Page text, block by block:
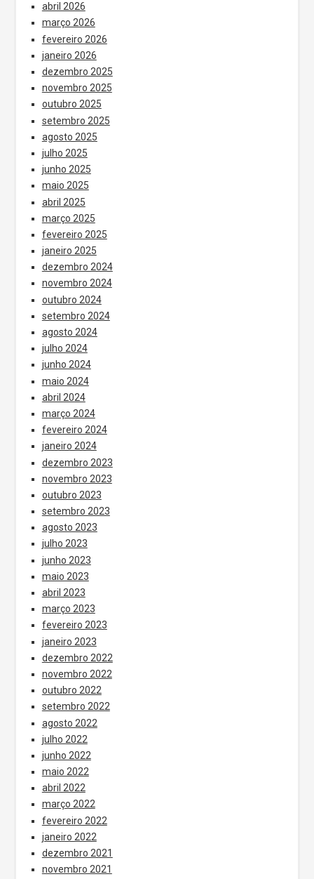
abril 2026
março 2026
fevereiro 2026
janeiro 2026
dezembro 2025
novembro 2025
outubro 2025
setembro 2025
agosto 2025
julho 2025
junho 2025
maio 2025
abril 2025
março 2025
fevereiro 2025
janeiro 2025
dezembro 2024
novembro 2024
outubro 2024
setembro 2024
agosto 2024
julho 2024
junho 2024
maio 2024
abril 2024
março 2024
fevereiro 2024
janeiro 2024
dezembro 2023
novembro 2023
outubro 2023
setembro 2023
agosto 2023
julho 2023
junho 2023
maio 2023
abril 2023
março 2023
fevereiro 2023
janeiro 2023
dezembro 2022
novembro 2022
outubro 2022
setembro 2022
agosto 2022
julho 2022
junho 2022
maio 2022
abril 2022
março 2022
fevereiro 2022
janeiro 2022
dezembro 2021
novembro 2021